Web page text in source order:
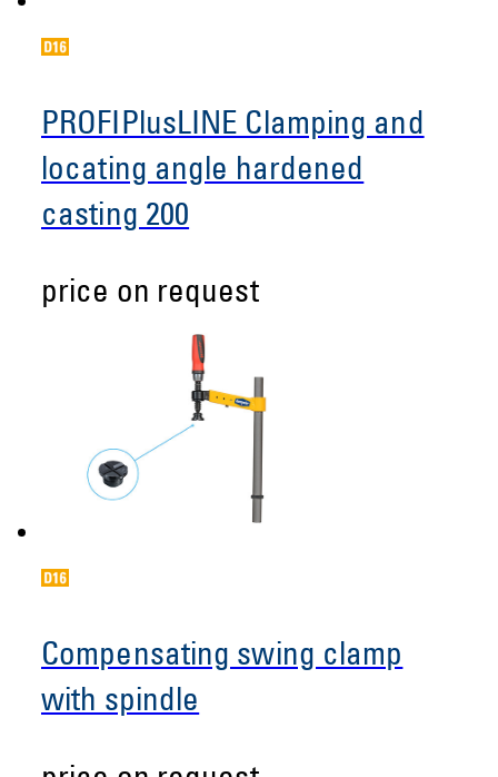
PROFIPlusLINE Clamping and
locating angle hardened
casting 200
price on request
Compensating swing clamp
with spindle